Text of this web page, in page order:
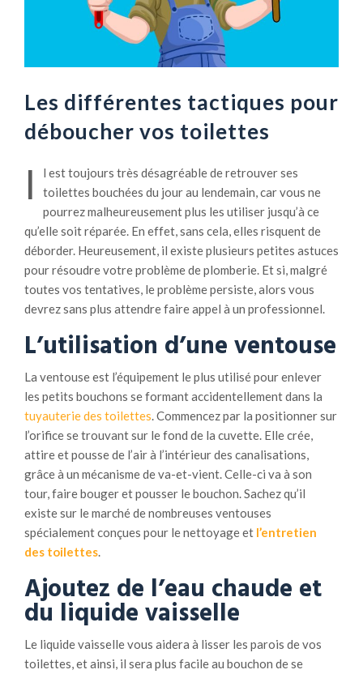
Les différentes tactiques pour
déboucher vos toilettes
I
l est toujours très désagréable de retrouver ses
toilettes bouchées du jour au lendemain, car vous ne
pourrez malheureusement plus les utiliser jusqu’à ce
qu’elle soit réparée. En effet, sans cela, elles risquent de
déborder. Heureusement, il existe plusieurs petites astuces
pour résoudre votre problème de plomberie. Et si, malgré
toutes vos tentatives, le problème persiste, alors vous
devrez sans plus attendre faire appel à un professionnel.
L’utilisation d’uneventouse
La ventouse est l’équipement le plus utilisé pour enlever
les petits bouchons se formant accidentellement dans la
tuyauterie des toilettes. Commencez par la positionner sur
l’orifice se trouvant sur le fond de la cuvette. Elle crée,
attire et pousse de l’air à l’intérieur des canalisations,
grâce à un mécanisme de va-et-vient. Celle-ci va à son
tour, faire bouger et pousser le bouchon. Sachez qu’il
existe sur le marché de nombreuses ventouses
spécialement conçues pour le nettoyage et l’entretien
des toilettes.
Ajoutez de l’eau chaude et
du liquide vaisselle
Le liquide vaisselle vous aidera à lisser les parois de vos
toilettes, et ainsi, il sera plus facile au bouchon de se